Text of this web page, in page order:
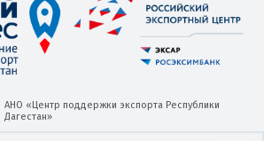
АНО «Центр поддержки экспорта Республики
Дагестан»